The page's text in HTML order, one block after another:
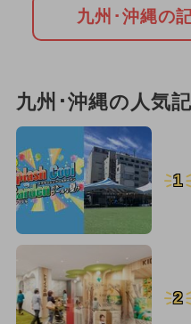
九州･沖縄の
九州･沖縄の人気
1
2